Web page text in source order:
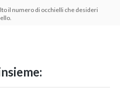
il numero di occhielli che desideri